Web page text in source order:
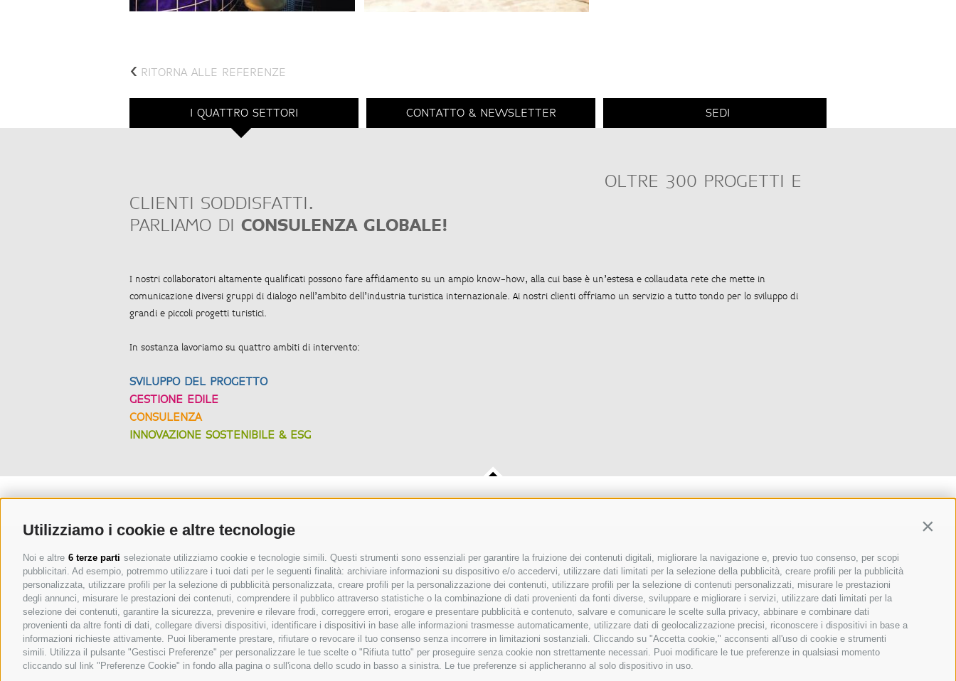
Utilizziamo i cookie e altre tecnologie
Noi e altre 6 terze parti selezionate utilizziamo cookie e tecnologie simili. Questi strumenti sono essenziali per garantire la fruizione dei contenuti digitali, migliorare la navigazione e, previo tuo consenso, per scopi
pubblicitari. Ad esempio, potremmo utilizzare i tuoi dati per le seguenti finalità: archiviare informazioni su dispositivo e/o accedervi, utilizzare dati limitati per la selezione della pubblicità, creare profili per la pubblicità
personalizzata, utilizzare profili per la selezione di pubblicità personalizzata, creare profili per la personalizzazione dei contenuti, utilizzare profili per la selezione di contenuti personalizzati, misurare le prestazioni
degli annunci, misurare le prestazioni dei contenuti, comprendere il pubblico attraverso statistiche o la combinazione di dati provenienti da fonti diverse, sviluppare e migliorare i servizi, utilizzare dati limitati per la
selezione dei contenuti, garantire la sicurezza, prevenire e rilevare frodi, correggere errori, erogare e presentare pubblicità e contenuto, salvare e comunicare le scelte sulla privacy, abbinare e combinare dati
provenienti da altre fonti di dati, collegare diversi dispositivi, identificare i dispositivi in base alle informazioni trasmesse automaticamente, utilizzare dati di geolocalizzazione precisi, riconoscere i dispositivi in base a
informazioni richieste attivamente. Puoi liberamente prestare, rifiutare o revocare il tuo consenso senza incorrere in limitazioni sostanziali. Cliccando su "Accetta cookie," acconsenti all'uso di cookie e strumenti
simili. Utilizza il pulsante "Gestisci Preferenze" per personalizzare le tue scelte o "Rifiuta tutto" per proseguire senza cookie non strettamente necessari. Puoi modificare le tue preferenze in qualsiasi momento
cliccando sul link "Preferenze Cookie" in fondo alla pagina o sull'icona dello scudo in basso a sinistra. Le tue preferenze si applicheranno al solo dispositivo in uso.
< RITORNA ALLE REFERENZE
I QUATTRO SETTORI CONTATTO & NEWSLETTER SEDI
OLTRE 300 PROGETTI E
CLIENTI SODDISFATTI.
PARLIAMO DI CONSULENZA GLOBALE!
I nostri collaboratori altamente qualificati possono fare affidamento su un ampio know-how, alla cui base è un’estesa e collaudata rete che mette in
comunicazione diversi gruppi di dialogo nell’ambito dell’industria turistica internazionale. Ai nostri clienti offriamo un servizio a tutto tondo per lo sviluppo di
grandi e piccoli progetti turistici.
In sostanza lavoriamo su quattro ambiti di intervento:
SVILUPPO DEL PROGETTO
GESTIONE EDILE
CONSULENZA
INNOVAZIONE SOSTENIBILE & ESG
Via Isarco 1 - I-39040 Varna
Tel. +39 0472 978 140 - Fax +39 0472 978 141
Walcherstraße 1A, Stiege C2, Top 6.04 - A-1020 Vienna
Tel. +43 1 605 40 50 - Fax +43 1 605 40 51
info@michaeler-partner.com|recruiting@michaeler-partner.com
Mappa del sito Cookie Policy Privacy Preferenze Cookies
Iscritta alla Camera di Commercio di Bolzano codice fiscale e numero di iscrizione 01532010210, REA 127108.
Sede legale